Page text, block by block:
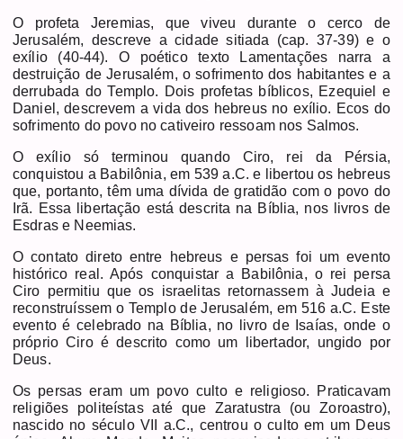
O profeta Jeremias, que viveu durante o cerco de
Jerusalém, descreve a cidade sitiada (cap. 37-39) e o
exílio (40-44). O poético texto Lamentações narra a
destruição de Jerusalém, o sofrimento dos habitantes e a
derrubada do Templo. Dois profetas bíblicos, Ezequiel e
Daniel, descrevem a vida dos hebreus no exílio. Ecos do
sofrimento do povo no cativeiro ressoam nos Salmos.
O exílio só terminou quando Ciro, rei da Pérsia,
conquistou a Babilônia, em 539 a.C. e libertou os hebreus
que, portanto, têm uma dívida de gratidão com o povo do
Irã. Essa libertação está descrita na Bíblia, nos livros de
Esdras e Neemias.
O contato direto entre hebreus e persas foi um evento
histórico real. Após conquistar a Babilônia, o rei persa
Ciro permitiu que os israelitas retornassem à Judeia e
reconstruíssem o Templo de Jerusalém, em 516 a.C. Este
evento é celebrado na Bíblia, no livro de Isaías, onde o
próprio Ciro é descrito como um libertador, ungido por
Deus.
Os persas eram um povo culto e religioso. Praticavam
religiões politeístas até que Zaratustra (ou Zoroastro),
nascido no século VII a.C., centrou o culto em um Deus